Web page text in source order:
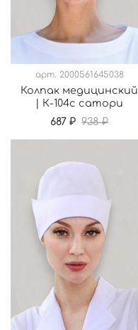
арт. 2000561645038
Колпак медицинский
| К-104с сатори
687 ₽ 938 ₽